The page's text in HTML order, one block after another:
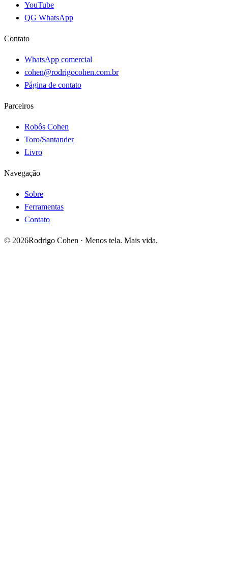
YouTube
QG WhatsApp
Contato
WhatsApp comercial
cohen@rodrigocohen.com.br
Página de contato
Parceiros
Robôs Cohen
Toro/Santander
Livro
Navegação
Sobre
Ferramentas
Contato
© 2026Rodrigo Cohen · Menos tela. Mais vida.